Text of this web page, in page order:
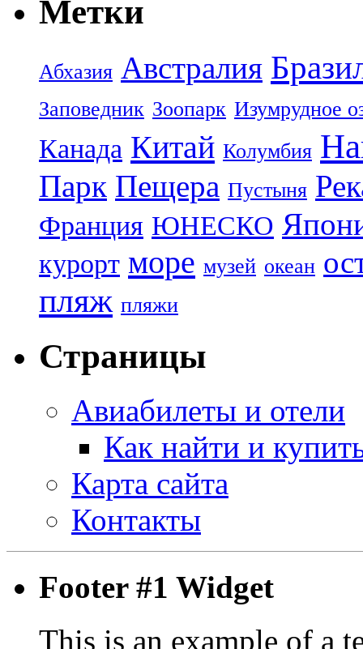
Метки
Абхазия Австралия
Заповедник Зоопарк Изумрудное
Канада Китай Колумбия
Парк Пещера Пустыня
Франция ЮНЕСКО
курорт море музей океан
пляж пляжи
Страницы
Авиабилеты и отели
Как найти и
Карта сайта
Контакты
Footer #1 Widget
This is an example of a